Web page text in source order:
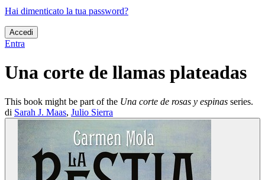
Hai dimenticato la tua password?
Accedi
Entra
Una corte de llamas plateadas
This book might be part of the Una corte de rosas y espinas series.
di Sarah J. Maas, Julio Sierra